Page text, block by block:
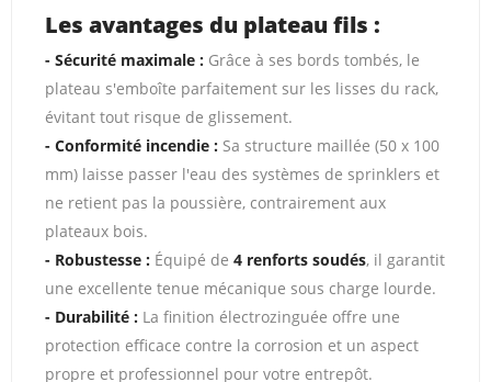
Les avantages du plateau fils :
- Sécurité maximale : Grâce à ses bords tombés, le
plateau s'emboîte parfaitement sur les lisses du rack,
évitant tout risque de glissement.
- Conformité incendie : Sa structure maillée (50 x 100
mm) laisse passer l'eau des systèmes de sprinklers et
ne retient pas la poussière, contrairement aux
plateaux bois.
- Robustesse : Équipé de 4 renforts soudés, il garantit
une excellente tenue mécanique sous charge lourde.
- Durabilité : La finition électrozinguée offre une
protection efficace contre la corrosion et un aspect
propre et professionnel pour votre entrepôt.